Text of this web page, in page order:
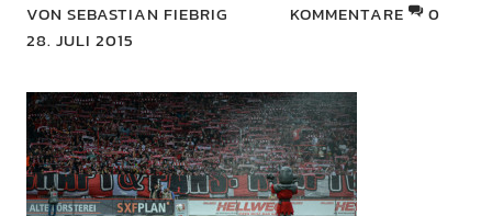
VON SEBASTIAN FIEBRIG
28. JULI 2015
KOMMENTARE 0